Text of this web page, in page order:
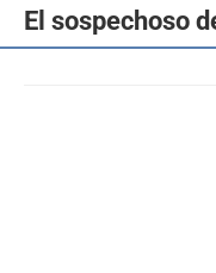
El sospechoso